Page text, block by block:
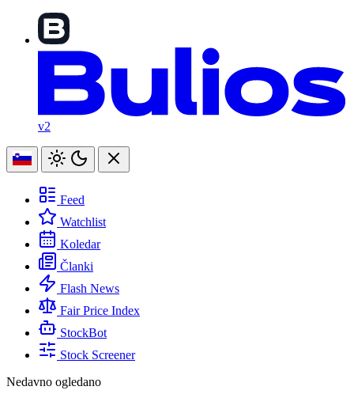
v2
Feed
Watchlist
Koledar
Članki
Flash News
Fair Price Index
StockBot
Stock Screener
Nedavno ogledano